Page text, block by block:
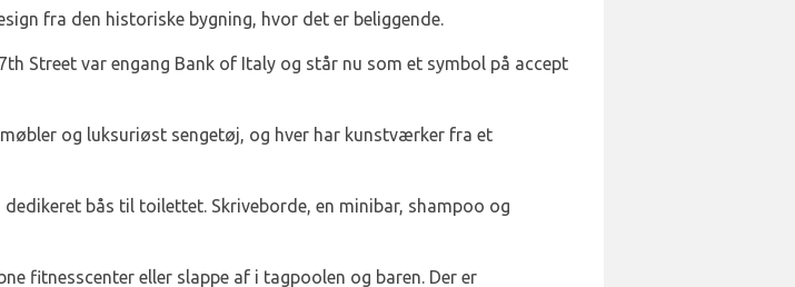
fra den historiske bygning, hvor det er beliggende.
Street var engang Bank of Italy og står nu som et symbol på accept
og luksuriøst sengetøj, og hver har kunstværker fra et
bås til toilettet. Skriveborde, en minibar, shampoo og
fitnesscenter eller slappe af i tagpoolen og baren. Der er